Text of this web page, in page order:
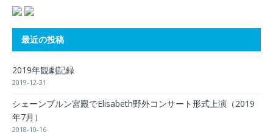
最近の投稿
2019年観劇記録
2019-12-31
シェーンブルン宮殿でElisabeth野外コンサート形式上演（2019
年7月）
2018-10-16